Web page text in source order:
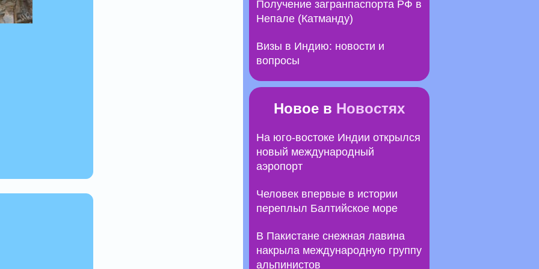
Получение загранпаспорта РФ в
Непале (Катманду)
Визы в Индию: новости и
вопросы
Новое в Новостях
На юго-востоке Индии открылся
новый международный
аэропорт
Человек впервые в истории
переплыл Балтийское море
В Пакистане снежная лавина
накрыла международную группу
альпинистов